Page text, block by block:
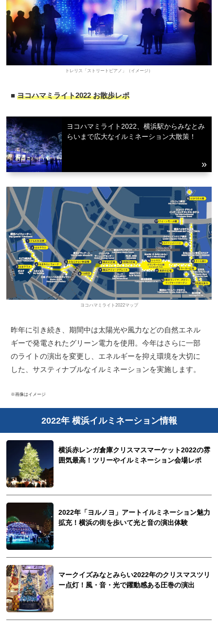
トレリス「ストリートピアノ」（イメージ）
■ヨコハマミライト2022 お散歩レポ
ヨコハマミライト2022、横浜駅からみなとみ
らいまで広大なイルミネーション大散策！
ヨコハマミライト2022マップ
昨年に引き続き、期間中は太陽光や風力などの自然エネル
ギーで発電されたグリーン電力を使用。今年はさらに一部
のライトの演出を変更し、エネルギーを抑え環境を大切に
した、サスティナブルなイルミネーションを実施します。
※画像はイメージ
2022年 横浜イルミネーション情報
横浜赤レンガ倉庫クリスマスマーケット2022の雰
囲気最高！ツリーやイルミネーション会場レポ
2022年「ヨルノヨ」アートイルミネーション魅力
拡充！横浜の街を歩いて光と音の演出体験
マークイズみなとみらい2022年のクリスマスツリ
ー点灯！風・音・光で躍動感ある圧巻の演出